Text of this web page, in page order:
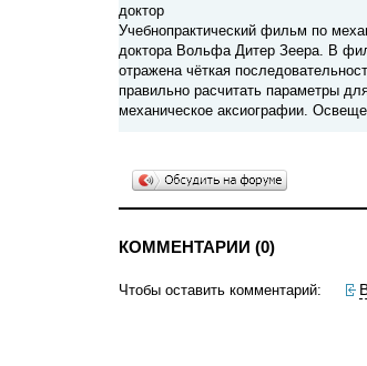
доктор
Учебнопрактический фильм по
доктора Вольфа Дитер Зеера. В
отражена чёткая
правильно расчитать параметры
механическое аксиографии.
КОММЕНТАРИИ (0)
Чтобы оставить комментарий: